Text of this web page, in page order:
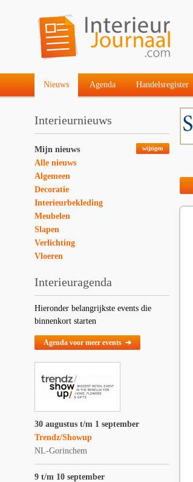
Nieuws Agenda Handelsregister
Interieurnieuws
wijzigen
Mijn nieuws
Alle nieuws
Algemeen
Decoratie
Interieurbekleding
Meubelen
Slapen
Verlichting
Vloeren
Interieuragenda
Hieronder belangrijkste events die
binnenkort starten
Agenda voor meer events ➔
30 augustus t/m 1 september
Trendz/Showup
NL-Gorinchem
9 t/m 10 september